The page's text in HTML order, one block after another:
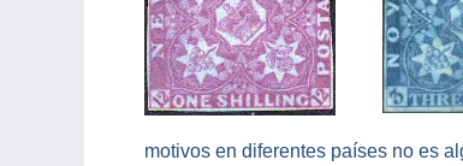
motivos en diferentes países no es